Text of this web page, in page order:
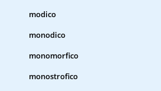
modico
monodico
monomorfico
monostrofico